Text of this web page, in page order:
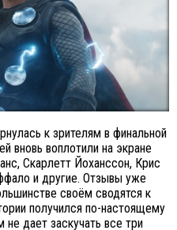
к зрителям в финальной
вновь воплотили на экране
Скарлетт Йоханссон, Крис
и другие. Отзывы уже
своём сводятся к
получился по-настоящему
дает заскучать все три